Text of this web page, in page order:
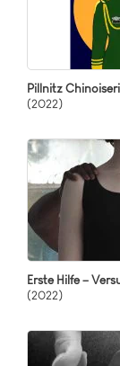
Pillnitz
(2022)
Erste Hilfe –
(2022)